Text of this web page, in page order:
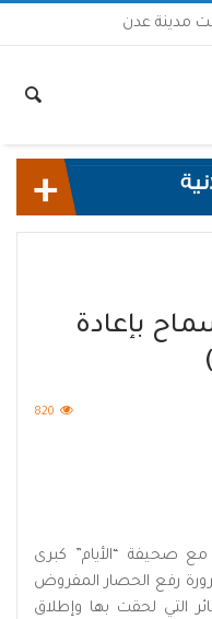
بإعادة
820
صحيفة “الأيام” كبرى
رفع الحصار المفروض
التي لحقت بها وإطلاق